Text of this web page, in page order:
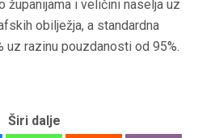
županijama i veličini naselja uz
obilježja, a standardna
uz razinu pouzdanosti od 95%.
Širi dalje